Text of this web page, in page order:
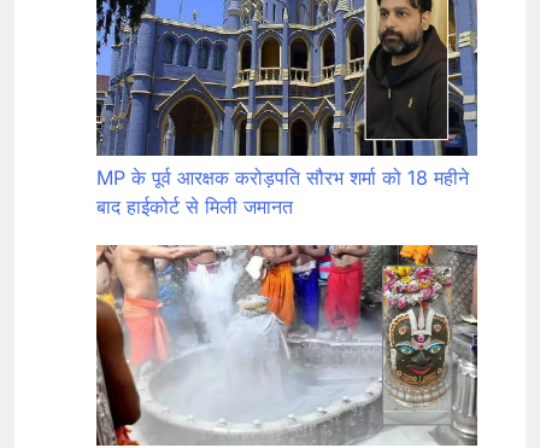
MP के पूर्व आरक्षक करोड़पति सौरभ शर्मा को 18 महीने
बाद हाईकोर्ट से मिली जमानत